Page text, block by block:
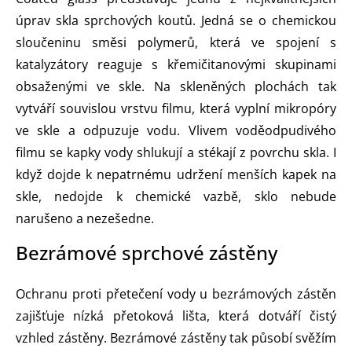
úprav skla sprchových koutů. Jedná se o chemickou
sloučeninu směsi polymerů, která ve spojení s
katalyzátory reaguje s křemičitanovými skupinami
obsaženými ve skle. Na skleněných plochách tak
vytváří souvislou vrstvu filmu, která vyplní mikropóry
ve skle a odpuzuje vodu. Vlivem voděodpudivého
filmu se kapky vody shlukují a stékají z povrchu skla. I
když dojde k nepatrnému udržení menších kapek na
skle, nedojde k chemické vazbě, sklo nebude
narušeno a nezešedne.
Bezrámové sprchové zástěny
Ochranu proti přetečení vody u bezrámových zástěn
zajišťuje nízká přetoková lišta, která dotváří čistý
vzhled zástěny. Bezrámové zástěny tak působí svěžím